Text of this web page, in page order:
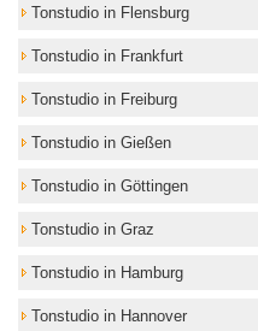
Tonstudio in Flensburg
Tonstudio in Frankfurt
Tonstudio in Freiburg
Tonstudio in Gießen
Tonstudio in Göttingen
Tonstudio in Graz
Tonstudio in Hamburg
Tonstudio in Hannover